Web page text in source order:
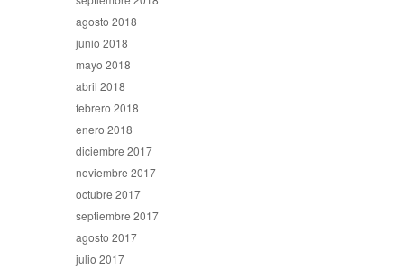
agosto 2018
junio 2018
mayo 2018
abril 2018
febrero 2018
enero 2018
diciembre 2017
noviembre 2017
octubre 2017
septiembre 2017
agosto 2017
julio 2017